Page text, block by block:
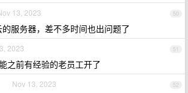
50
13, 2023
服务器，差不多时间也出问题了
51
2023
之前有经验的老员工开了
52
Nov 13, 2023